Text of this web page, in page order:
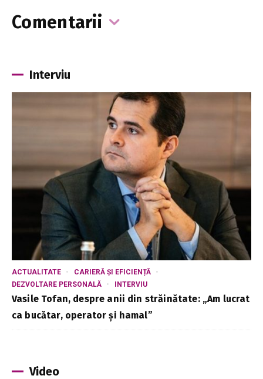
Comentarii
Interviu
ACTUALITATE
CARIERĂ ȘI EFICIENȚĂ
DEZVOLTARE PERSONALĂ
INTERVIU
Vasile Tofan, despre anii din străinătate: „Am lucrat
ca bucătar, operator și hamal”
Video